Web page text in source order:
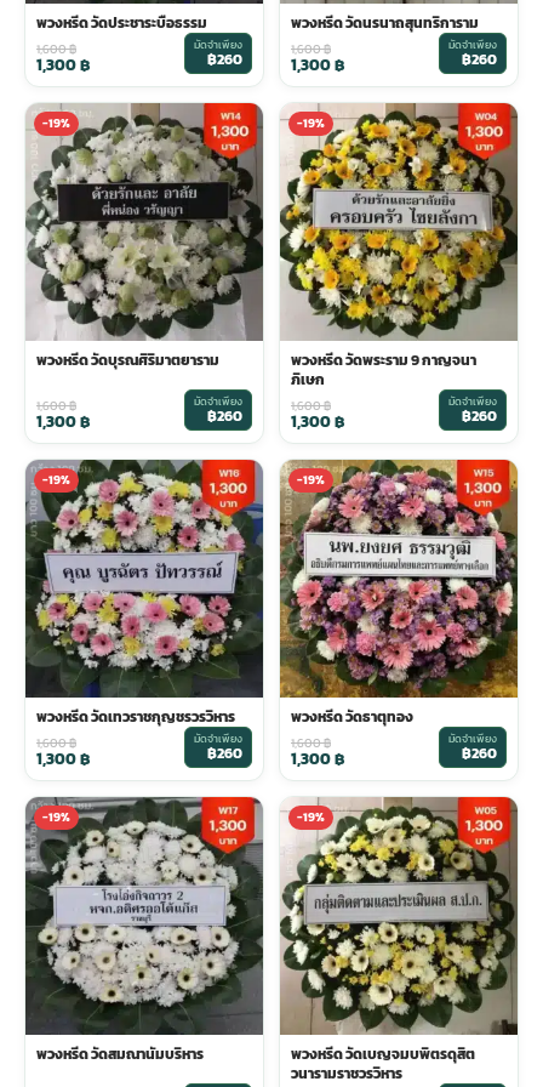
พวงหรีด วัดประชาระบือธรรม
1,600฿
1,300฿
มัดจำเพียง
฿260
พวงหรีด วัดนรนาถสุนทริการาม
1,600฿
1,300฿
มัดจำเพียง
฿260
-19%
พวงหรีด วัดบุรณศิริมาตยาราม
1,600฿
1,300฿
มัดจำเพียง
฿260
-19%
พวงหรีด วัดพระราม 9 กาญจนา
ภิเษก
1,600฿
1,300฿
มัดจำเพียง
฿260
-19%
พวงหรีด วัดเทวราชกุญชรวรวิหาร
1,600฿
1,300฿
มัดจำเพียง
฿260
-19%
พวงหรีด วัดธาตุทอง
1,600฿
1,300฿
มัดจำเพียง
฿260
-19%
พวงหรีด วัดสมณานัมบริหาร
-19%
พวงหรีด วัดเบญจมบพิตรดุสิต
วนารามราชวรวิหาร